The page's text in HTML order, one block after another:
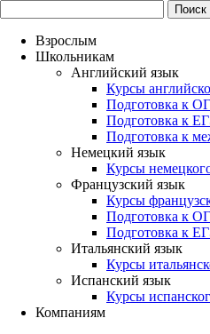
Взрослым
Школьникам
Английский язык
Курсы
Подготовка к
Подготовка к
Подготовка к
Немецкий язык
Курсы
Французский язык
Курсы
Подготовка к
Подготовка к
Итальянский язык
Курсы
Испанский язык
Курсы
Компаниям